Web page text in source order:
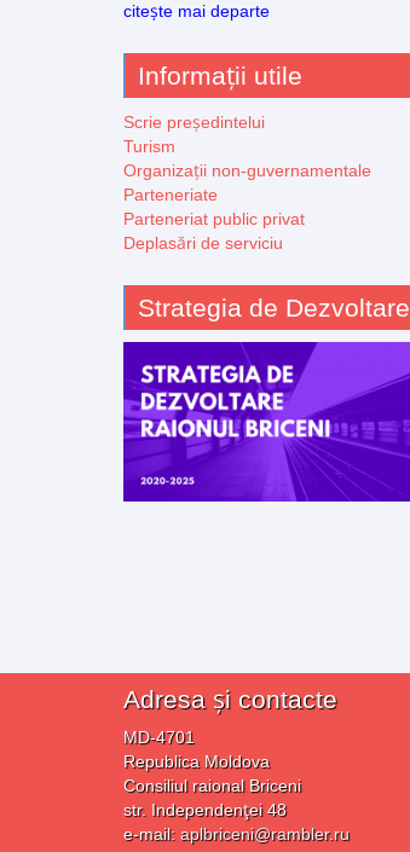
citește mai departe
Informații utile
Scrie președintelui
Turism
Organizații non-guvernamentale
Parteneriate
Parteneriat public privat
Deplasări de serviciu
Strategia de Dezvoltare
Adresa și contacte
MD-4701
Republica Moldova
Consiliul raional Briceni
str. Independenţei 48
e-mail: aplbriceni@rambler.ru